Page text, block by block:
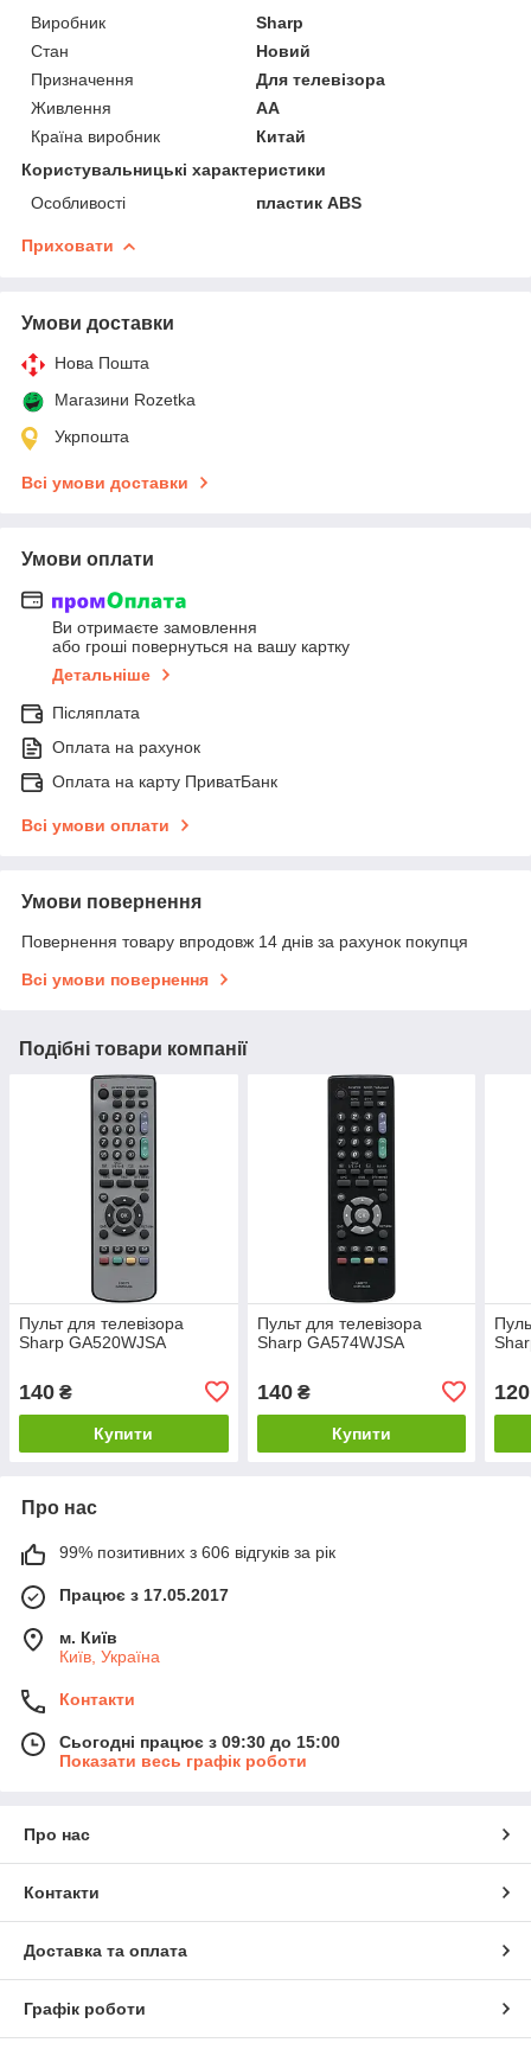
Виробник
Sharp
Стан
Новий
Призначення
Для телевізора
Живлення
AA
Країна виробник
Китай
Користувальницькі характеристики
Особливості
пластик ABS
Приховати
Умови доставки
Нова Пошта
Магазини Rozetka
Укрпошта
Всі умови доставки
Умови оплати
Ви отримаєте замовлення
або гроші повернуться на вашу картку
Детальніше
Післяплата
Оплата на рахунок
Оплата на карту ПриватБанк
Всі умови оплати
Умови повернення
Повернення товару впродовж 14 днів за рахунок покупця
Всі умови повернення
Подібні товари компанії
Пульт для телевізора
Sharp GA520WJSA
140 ₴
Купити
Пульт для телевізора
Sharp GA574WJSA
140₴
Купити
120
Про нас
99% позитивних з 606 відгуків за рік
Працює з 17.05.2017
м. Київ
Київ, Україна
Контакти
Сьогодні працює з 09:30 до 15:00
Показати весь графік роботи
Про нас
Контакти
Доставка та оплата
Графік роботи